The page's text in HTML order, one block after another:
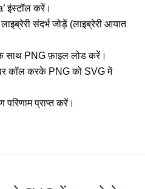
इंस्टॉल करें।
संदर्भ जोड़ें (लाइब्रेरी आयात
साथ PNG फ़ाइल लोड करें।
कॉल करके PNG को SVG में
प्राप्त करें।